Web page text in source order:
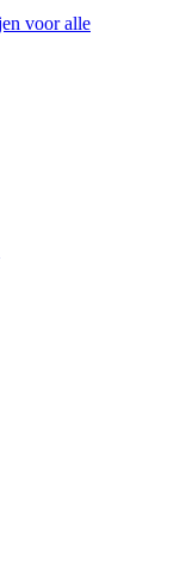
voor alle